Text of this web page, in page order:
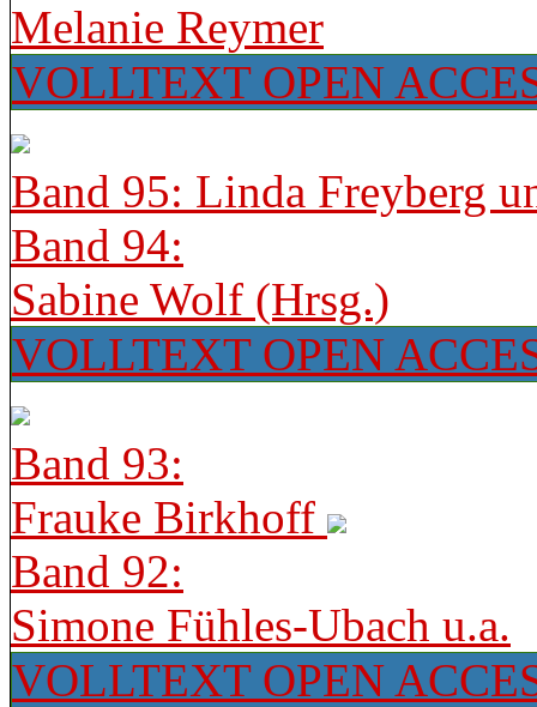
Melanie Reymer
VOLLTEXT OPEN
Band 95: Linda Freyberg
Band 94:
Sabine Wolf (Hrsg.)
VOLLTEXT OPEN
Band 93:
Frauke Birkhoff
Band 92:
Simone Fühles-Ubach u.a.
VOLLTEXT OPEN